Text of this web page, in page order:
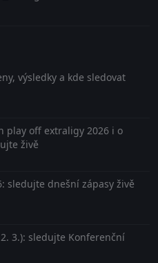
výsledky a kde sledovat
play off extraligy 2026 i o
živě
sledujte dnešní zápasy živě
3.): sledujte Konferenční